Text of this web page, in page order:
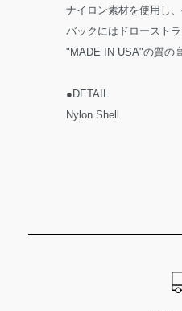
ナイロン素材を使用し
バックにはドロースト
"MADE IN USA"の質の
●DETAIL
Nylon Shell